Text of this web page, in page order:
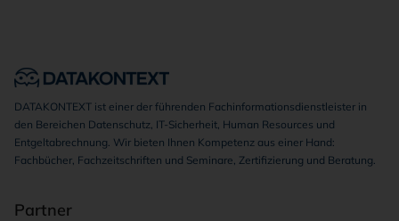
DATAKONTEXT ist einer der führenden Fachinformationsdienstleister in
den Bereichen Datenschutz, IT-Sicherheit, Human Resources und
Entgeltabrechnung. Wir bieten Ihnen Kompetenz aus einer Hand:
Fachbücher, Fachzeitschriften und Seminare, Zertifizierung und Beratung.
Partner